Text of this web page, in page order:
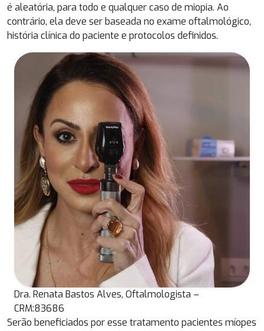
é aleatória, para todo e qualquer caso de miopia. Ao
contrário, ela deve ser baseada no exame oftalmológico,
história clínica do paciente e protocolos definidos.
Dra. Renata Bastos Alves, Oftalmologista –
CRM:83686
Serão beneficiados por esse tratamento pacientes míopes